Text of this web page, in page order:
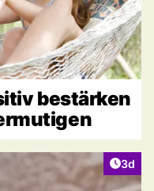
bestärken
3d